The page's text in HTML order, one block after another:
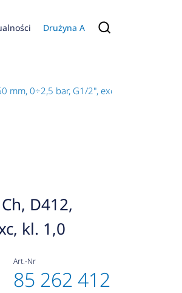
Drużyna A
0÷2,5 bar, G1/2", exc, kl. 1,0
D412,
kl. 1,0
Art.-Nr
85 262 412